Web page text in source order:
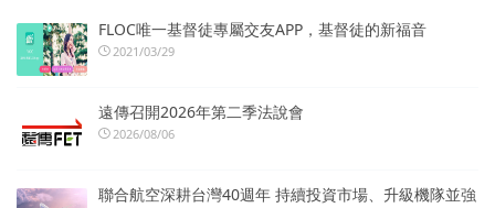
FLOC唯一基督徒專屬交友APP，基督徒的新福音
2021/03/29
遠傳召開2026年第二季法說會
2026/08/06
聯合航空深耕台灣40週年 持續投資市場、升級機隊並強